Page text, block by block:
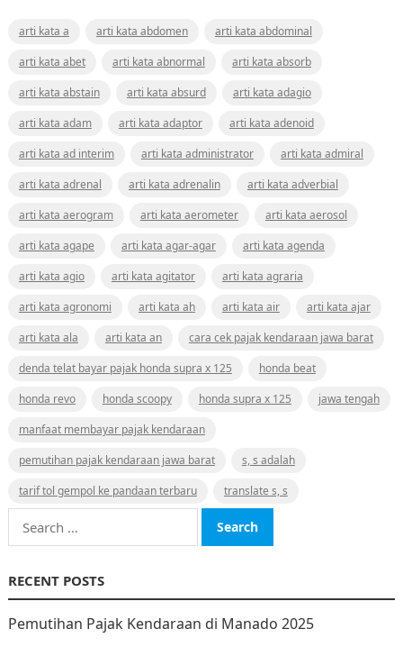
arti kata a arti kata abdomen
arti kata abdominal
arti kata abet
arti kata abnormal
arti kata absorb
arti kata abstain
arti kata absurd
arti kata adagio
arti kata adam
arti kata adaptor
arti kata adenoid
arti kata ad interim
arti kata administrator
arti kata admiral
arti kata adrenal
arti kata adrenalin
arti kata adverbial
arti kata aerogram
arti kata aerometer
arti kata aerosol
arti kata agape
arti kata agar-agar
arti kata agenda
arti kata agio
arti kata agitator
arti kata agraria
arti kata agronomi
arti kata ah arti kata air
arti kata ajar
arti kata ala
arti kata an
cara cek pajak kendaraan jawa barat
denda telat bayar pajak honda supra x 125
honda beat
honda revo
honda scoopy honda supra x 125
jawa tengah
manfaat membayar pajak kendaraan
pemutihan pajak kendaraan jawa barat
s, s adalah
tarif tol gempol ke pandaan terbaru
translate s, s
Search
for:
RECENT POSTS
Pemutihan Pajak Kendaraan di Manado 2025